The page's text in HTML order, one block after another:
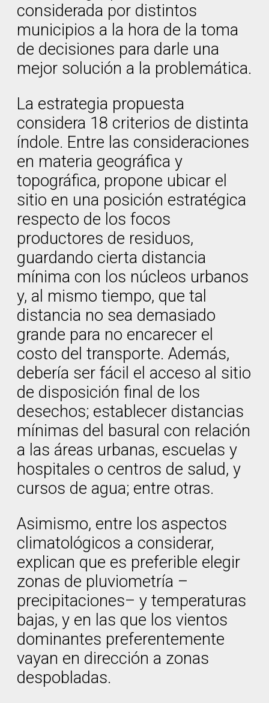
considerada por distintos
municipios a la hora de la toma
de decisiones para darle una
mejor solución a la problemática.
La estrategia propuesta
considera 18 criterios de distinta
índole. Entre las consideraciones
en materia geográfica y
topográfica, propone ubicar el
sitio en una posición estratégica
respecto de los focos
productores de residuos,
guardando cierta distancia
mínima con los núcleos urbanos
y, al mismo tiempo, que tal
distancia no sea demasiado
grande para no encarecer el
costo del transporte. Además,
debería ser fácil el acceso al sitio
de disposición final de los
desechos; establecer distancias
mínimas del basural con relación
a las áreas urbanas, escuelas y
hospitales o centros de salud, y
cursos de agua; entre otras.
Asimismo, entre los aspectos
climatológicos a considerar,
explican que es preferible elegir
zonas de pluviometría –
precipitaciones– y temperaturas
bajas, y en las que los vientos
dominantes preferentemente
vayan en dirección a zonas
despobladas.